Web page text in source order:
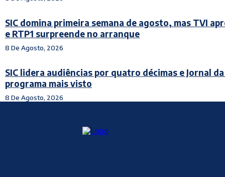
SIC domina primeira semana de agosto, mas TVI
e RTP1 surpreende no arranque
8 De Agosto, 2026
SIC lidera audiências por quatro décimas e Jornal
programa mais visto
8 De Agosto, 2026